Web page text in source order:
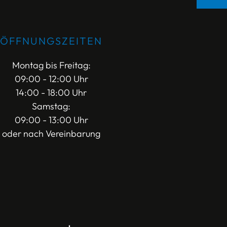
ÖFFNUNGSZEITEN
Montag bis Freitag:
09:00 - 12:00 Uhr
14:00 - 18:00 Uhr
Samstag:
09:00 - 13:00 Uhr
oder nach Vereinbarung